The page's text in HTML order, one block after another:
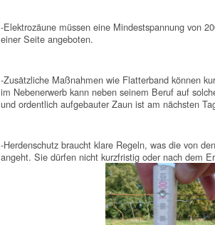
-Elektrozäune müssen eine Mindestspannung von
einer Seite angeboten.
-Zusätzliche Maßnahmen wie Flatterband können
im Nebenerwerb kann neben seinem Beruf auf
und ordentlich aufgebauter Zaun ist am nächsten
-Herdenschutz braucht klare Regeln, was die von
angeht. Sie dürfen nicht kurzfristig oder nach dem